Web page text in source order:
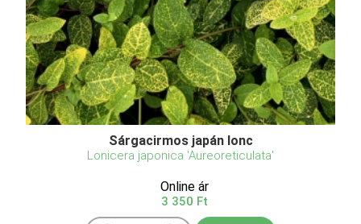
Sárgacirmos japán lonc
Lonicera japonica 'Aureoreticulata'
Online ár
3 350 Ft